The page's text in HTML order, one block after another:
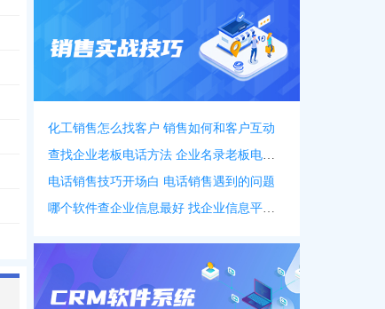
化工销售怎么找客户 销售如何和客户互动
查找企业老板电话方法 企业名录老板电话名录
电话销售技巧开场白 电话销售遇到的问题
哪个软件查企业信息最好 找企业信息平台 app